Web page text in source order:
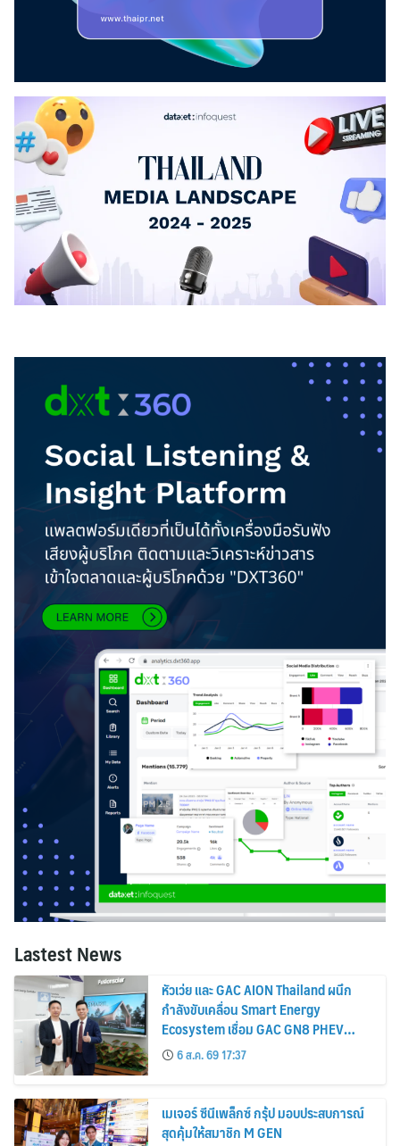
Lastest News
หัวเว่ย และ GAC AION Thailand ผนึก
กำลังขับเคลื่อน Smart Energy
Ecosystem เชื่อม GAC GN8 PHEV
รถยนต์ MPV ระดับพรีเมียม เข้ากับ
พลังงานแสงอาทิตย์ภายในบ้าน
6 ส.ค. 69 17:37
เมเจอร์ ซีนีเพล็กซ์ กรุ้ป มอบประสบการณ์
สุดคุ้มให้สมาชิก M GEN